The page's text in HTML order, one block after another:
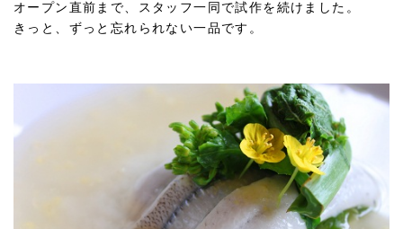
オープン直前まで、スタッフ一同で試作を続けました。
きっと、ずっと忘れられない一品です。